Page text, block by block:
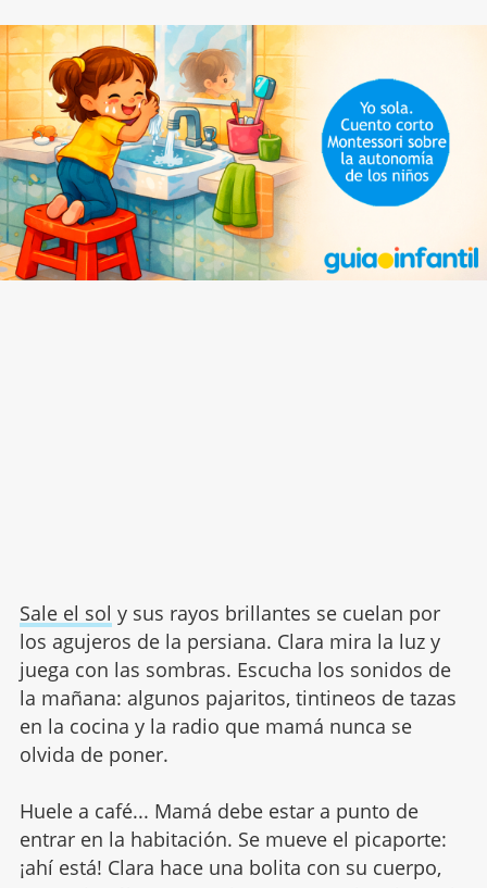
Sale el sol y sus rayos brillantes se cuelan por
los agujeros de la persiana. Clara mira la luz y
juega con las sombras. Escucha los sonidos de
la mañana: algunos pajaritos, tintineos de tazas
en la cocina y la radio que mamá nunca se
olvida de poner.
Huele a café... Mamá debe estar a punto de
entrar en la habitación. Se mueve el picaporte:
¡ahí está! Clara hace una bolita con su cuerpo,